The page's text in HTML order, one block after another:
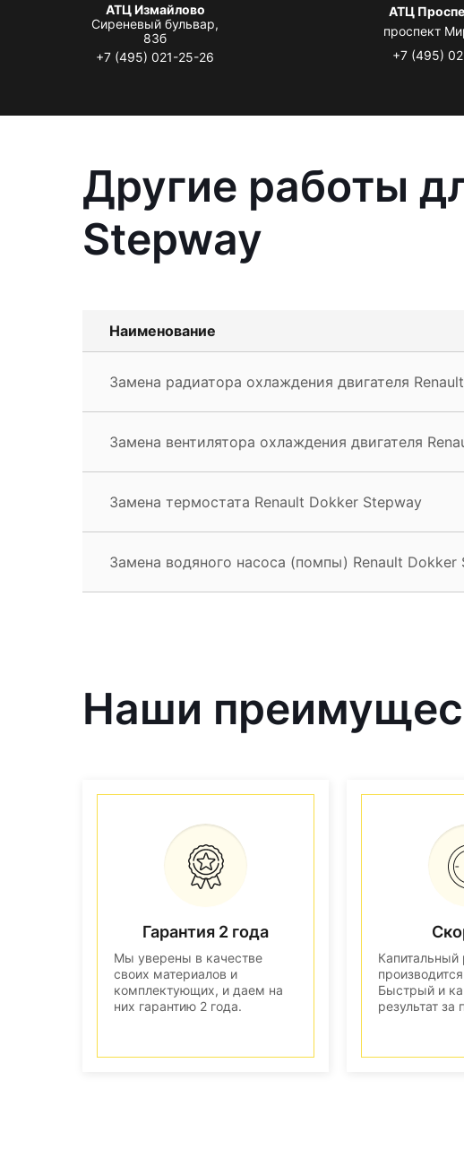
АТЦ Измайлово
Сиреневый бульвар,
83б
+7 (495) 021-25-26
АТЦ
проспект
+7 (495)
Другие работы
Stepway
Наименование
Замена радиатора охлаждения двигателя
Замена вентилятора охлаждения двигателя
Замена термостата Renault Dokker Stepway
Замена водяного насоса (помпы) Renault Dokker
Наши
Гарантия 2 года
Мы уверены в качестве
своих материалов и
комплектующих, и даем на
них гарантию 2 года.
Быстрый и
результат за